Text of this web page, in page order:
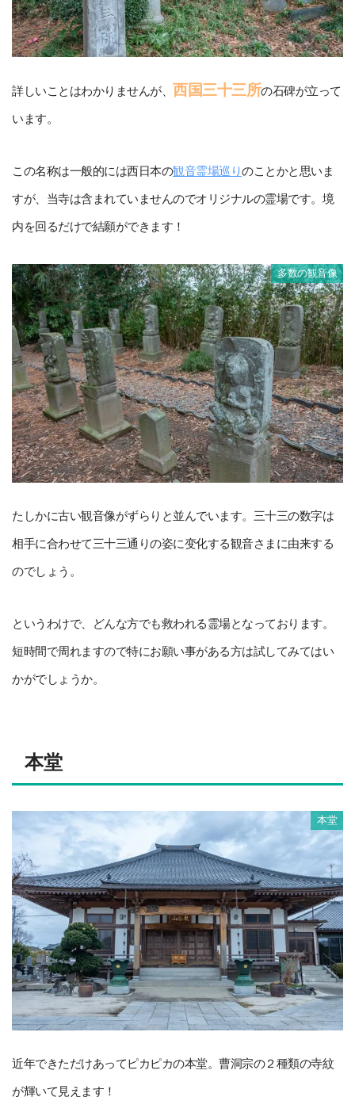
詳しいことはわかりませんが、 西国三十三所の石碑が立って
います。
この名称は一般的には西日本の観音霊場巡りのことかと思いま
すが、当寺は含まれていませんのでオリジナルの霊場です。境
内を回るだけで結願ができます！
多数の観音像
たしかに古い観音像がずらりと並んでいます。三十三の数字は
相手に合わせて三十三通りの姿に变化する観音さまに由来する
のでしょう。
というわけで、どんな方でも救われる霊場となっております。
短時間で周れますので特にお願い事がある方は試してみてはい
かがでしょうか。
本堂
本堂
近年できただけあってピカピカの本堂。曹洞宗の２種類の寺紋
が輝いて見えます！